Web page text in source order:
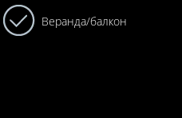
Веранда/балкон